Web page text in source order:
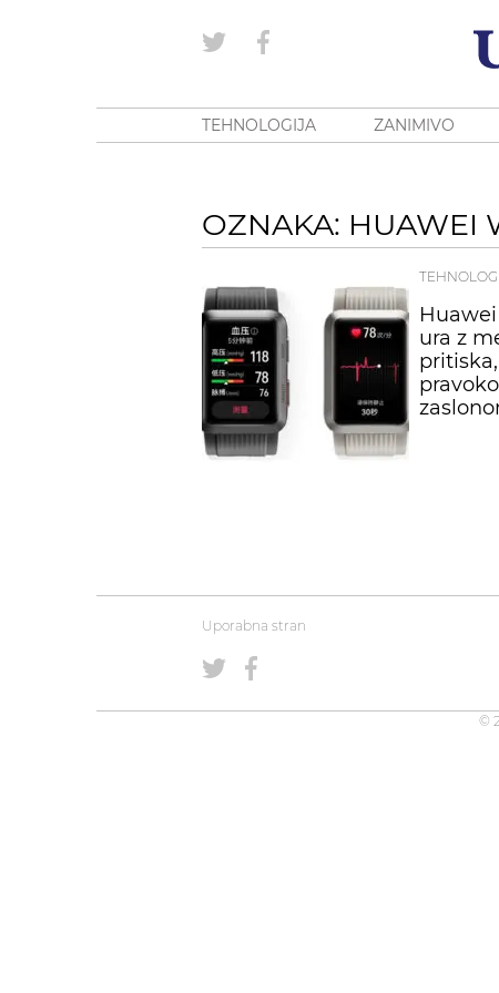
TEHNOLOGIJA ZANIMIVO
OZNAKA: HUAWEI
ura z
Uporabna stran
©